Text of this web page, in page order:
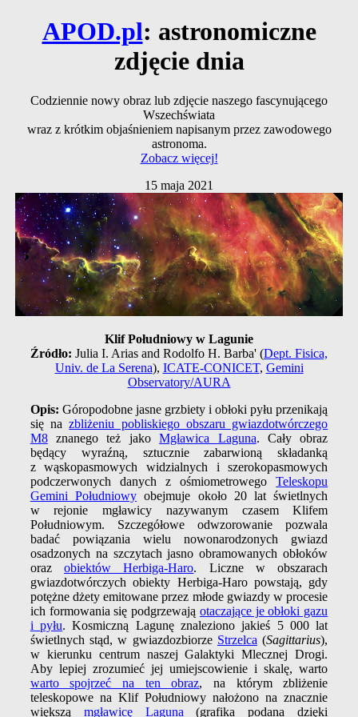
APOD.pl: astronomiczne
zdjęcie dnia
Codziennie nowy obraz lub zdjęcie naszego fascynującego
Wszechświata
wraz z krótkim objaśnieniem napisanym przez zawodowego
astronoma.
Zobacz więcej!
15 maja 2021
Klif Południowy w Lagunie
Źródło: Julia I. Arias and Rodolfo H. Barba' (Dept. Fisica,
Univ. de La Serena), ICATE-CONICET, Gemini
Observatory/AURA
Opis: Góropodobne jasne grzbiety i obłoki pyłu przenikają
się nazbliżeniu pobliskiego obszaru gwiazdotwórczego
M8znanego też jakoMgławica Laguna. Cały obraz
będący wyraźną, sztucznie zabarwioną składanką
z wąskopasmowych widzialnych i szerokopasmowych
podczerwonych danych z ośmiometrowegoTeleskopu
Gemini Południowy obejmuje około 20 lat świetlnych
w rejonie mgławicy nazywanym czasem Klifem
Południowym. Szczegółowe odwzorowanie pozwala
badać powiązania wielu nowonarodzonych gwiazd
osadzonych na szczytach jasno obramowanych obłoków
orazobiektów Herbiga-Haro. Liczne w obszarach
gwiazdotwórczych obiekty Herbiga-Haro powstają, gdy
potężne dżety emitowane przez młode gwiazdy w procesie
ich formowania się podgrzewają otaczające je obłoki gazu
i pyłu. Kosmiczną Lagunę znaleziono jakieś 5 000 lat
świetlnych stąd, w gwiazdozbiorze Strzelca (Sagittarius),
w kierunku centrum naszej Galaktyki Mlecznej Drogi.
Aby lepiej zrozumieć jej umiejscowienie i skalę, warto
warto spojrzeć na ten obraz, na którym zbliżenie
teleskopowe na Klif Południowy nałożono na znacznie
większą mgławicę Laguna (grafika podana dzięki